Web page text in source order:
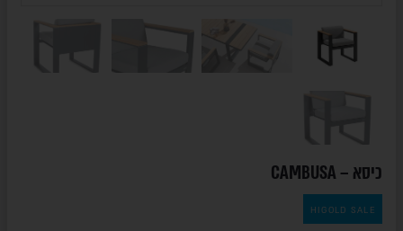
כיסא – CAMBUSA
HIGOLD SALE